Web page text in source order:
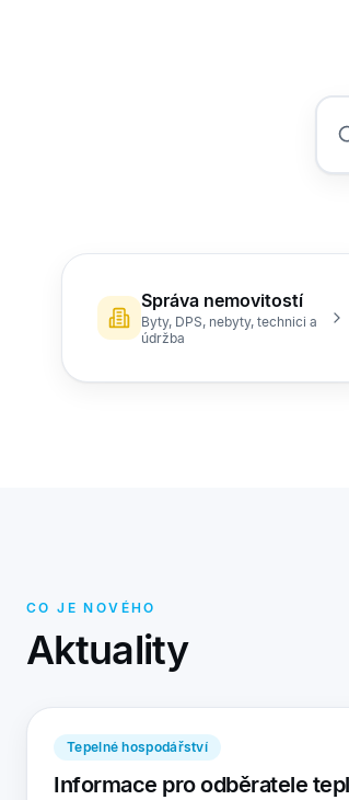
Správa nemovitostí
Byty, DPS, nebyty, technici a
údržba
CO JE NOVÉHO
Aktuality
Tepelné hospodářství
Informace pro odběratele